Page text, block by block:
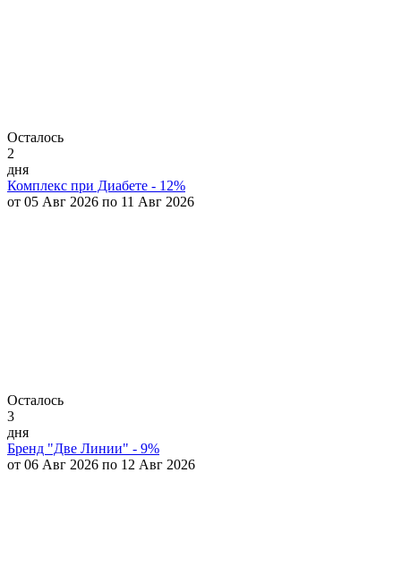
Осталось
2
дня
Комплекс при Диабете - 12%
от 05 Авг 2026 по 11 Авг 2026
Осталось
3
дня
Бренд "Две Линии" - 9%
от 06 Авг 2026 по 12 Авг 2026